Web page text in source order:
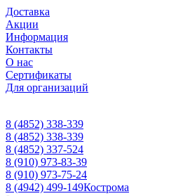
Доставка
Акции
Информация
Контакты
О нас
Сертификаты
Для организаций
8 (4852) 338-339
8 (4852) 338-339
8 (4852) 337-524
8 (910) 973-83-39
8 (910) 973-75-24
8 (4942) 499-149Кострома